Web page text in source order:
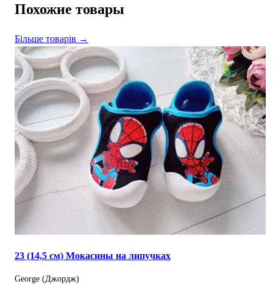
Похожие товары
Більше товарів →
23 (14,5 см) Мокасины на липучках
George (Джордж)